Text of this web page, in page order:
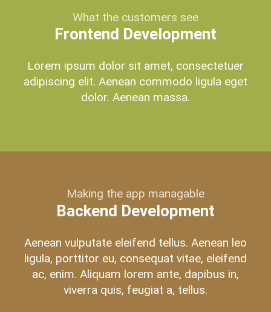
What the customers see
Frontend Development
Lorem ipsum dolor sit amet, consectetuer
adipiscing elit. Aenean commodo ligula eget
dolor. Aenean massa.
Making the app managable
Backend Development
Aenean vulputate eleifend tellus. Aenean leo
ligula, porttitor eu, consequat vitae, eleifend
ac, enim. Aliquam lorem ante, dapibus in,
viverra quis, feugiat a, tellus.